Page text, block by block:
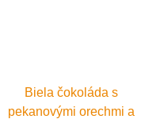
Biela čokoláda s
pekanovými orechmi a